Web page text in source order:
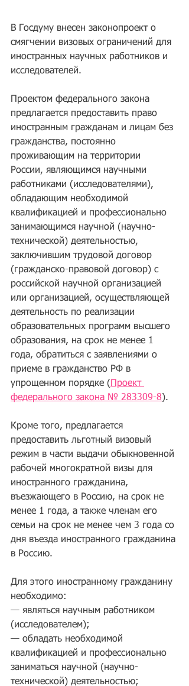
В Госдуму внесен законопроект о
смягчении визовых ограничений для
иностранных научных работников и
исследователей.
Проектом федерального закона
предлагается предоставить право
иностранным гражданам и лицам без
гражданства, постоянно
проживающим на территории
России, являющимся научными
работниками (исследователями),
обладающим необходимой
квалификацией и профессионально
занимающимся научной (научно-
технической) деятельностью,
заключившим трудовой договор
(гражданско-правовой договор) с
российской научной организацией
или организацией, осуществляющей
деятельность по реализации
образовательных программ высшего
образования, на срок не менее 1
года, обратиться с заявлениями о
приеме в гражданство РФ в
упрощенном порядке (
Проект
федерального закона № 283309-8).
Кроме того, предлагается
предоставить льготный визовый
режим в части выдачи обыкновенной
рабочей многократной визы для
иностранного гражданина,
въезжающего в Россию, на срок не
менее 1 года, а также членам его
семьи на срок не менее чем 3 года со
дня въезда иностранного гражданина
в Россию.
Для этого иностранному гражданину
необходимо:
— являться научным работником
(исследователем);
— обладать необходимой
квалификацией и профессионально
заниматься научной (научно-
технической) деятельностью;